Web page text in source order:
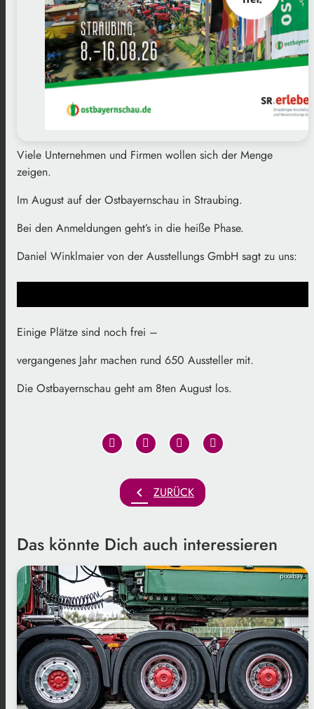
Viele Unternehmen und Firmen wollen sich der Menge
zeigen.
Im August auf der Ostbayernschau in Straubing.
Bei den Anmeldungen geht’s in die heiße Phase.
Daniel Winklmaier von der Ausstellungs GmbH sagt zu uns:
Einige Plätze sind noch frei –
vergangenes Jahr machen rund 650 Aussteller mit.
Die Ostbayernschau geht am 8ten August los.
chevron_left ZURÜCK
Das könnte Dich auch interessieren
pixabay